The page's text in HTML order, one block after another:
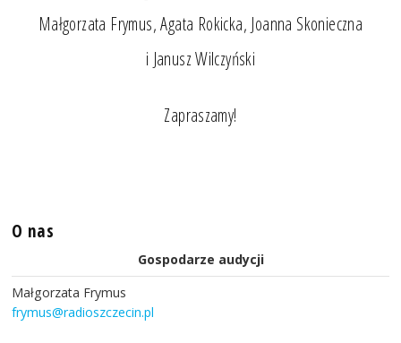
Małgorzata Frymus, Agata Rokicka, Joanna Skonieczna
i Janusz Wilczyński
Zapraszamy!
O nas
Gospodarze audycji
Małgorzata Frymus
frymus@radioszczecin.pl